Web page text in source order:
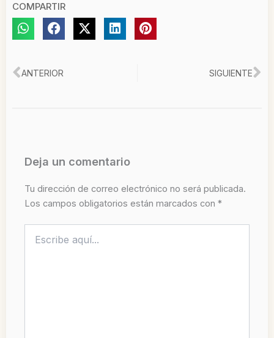
COMPARTIR
Ant
ANTERIOR SIGUIENTE
Deja un comentario
Tu dirección de correo electrónico no será publicada.
Los campos obligatorios están marcados con *
aquí...